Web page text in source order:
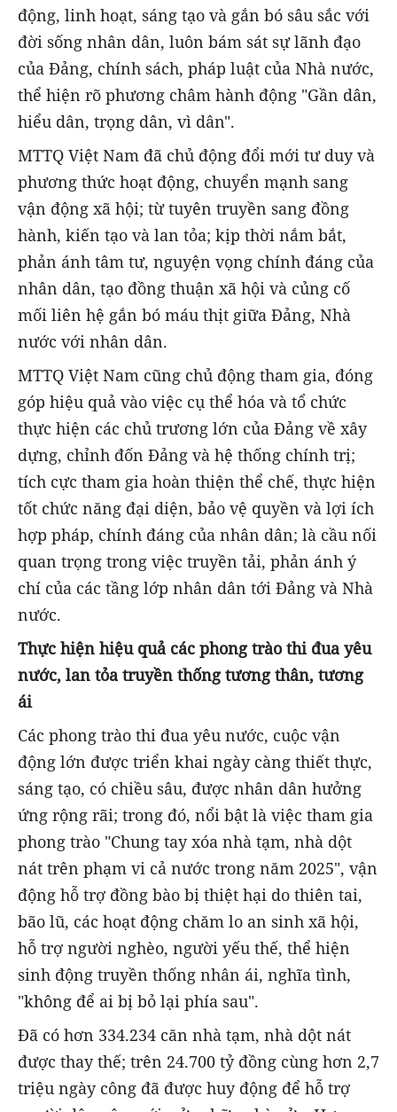
động, linh hoạt, sáng tạo và gắn bó sâu sắc với
đời sống nhân dân, luôn bám sát sự lãnh đạo
của Đảng, chính sách, pháp luật của Nhà nước,
thể hiện rõ phương châm hành động "Gần dân,
hiểu dân, trọng dân, vì dân".
MTTQ Việt Nam đã chủ động đổi mới tư duy và
phương thức hoạt động, chuyển mạnh sang
vận động xã hội; từ tuyên truyền sang đồng
hành, kiến tạo và lan tỏa; kịp thời nắm bắt,
phản ánh tâm tư, nguyện vọng chính đáng của
nhân dân, tạo đồng thuận xã hội và củng cố
mối liên hệ gắn bó máu thịt giữa Đảng, Nhà
nước với nhân dân.
MTTQ Việt Nam cũng chủ động tham gia, đóng
góp hiệu quả vào việc cụ thể hóa và tổ chức
thực hiện các chủ trương lớn của Đảng về xây
dựng, chỉnh đốn Đảng và hệ thống chính trị;
tích cực tham gia hoàn thiện thể chế, thực hiện
tốt chức năng đại diện, bảo vệ quyền và lợi ích
hợp pháp, chính đáng của nhân dân; là cầu nối
quan trọng trong việc truyền tải, phản ánh ý
chí của các tầng lớp nhân dân tới Đảng và Nhà
nước.
Thực hiện hiệu quả các phong trào thi đua yêu
nước, lan tỏa truyền thống tương thân, tương
ái
Các phong trào thi đua yêu nước, cuộc vận
động lớn được triển khai ngày càng thiết thực,
sáng tạo, có chiều sâu, được nhân dân hưởng
ứng rộng rãi; trong đó, nổi bật là việc tham gia
phong trào "Chung tay xóa nhà tạm, nhà dột
nát trên phạm vi cả nước trong năm 2025", vận
động hỗ trợ đồng bào bị thiệt hại do thiên tai,
bão lũ, các hoạt động chăm lo an sinh xã hội,
hỗ trợ người nghèo, người yếu thế, thể hiện
sinh động truyền thống nhân ái, nghĩa tình,
"không để ai bị bỏ lại phía sau".
Đã có hơn 334.234 căn nhà tạm, nhà dột nát
được thay thế; trên 24.700 tỷ đồng cùng hơn 2,7
triệu ngày công đã được huy động để hỗ trợ